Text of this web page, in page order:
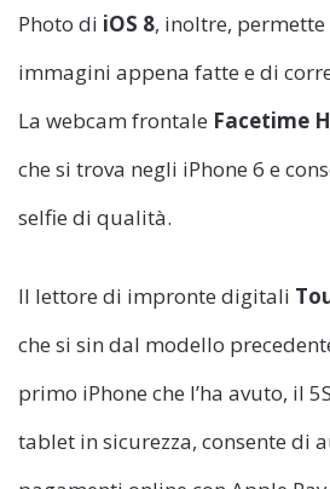
Photo di iOS 8, inoltre,
immagini appena fatte e di
La webcam frontale Facetime
che si trova negli iPhone 6 e
selfie di qualità.
Il lettore di impronte digitali
che si sin dal modello
primo iPhone che l’ha avuto, il
tablet in sicurezza, consente di